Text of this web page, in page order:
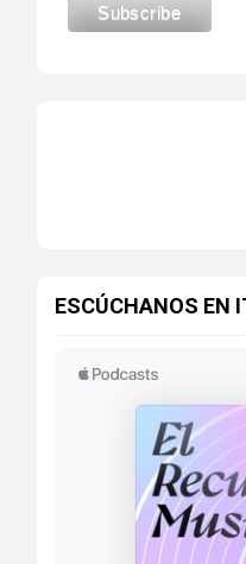
ESCÚCHANOS EN